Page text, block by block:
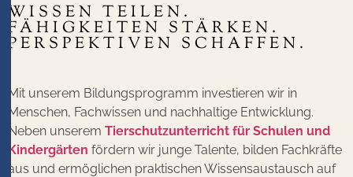
WISSEN TEILEN.
FÄHIGKEITEN STÄRKEN.
PERSPEKTIVEN SCHAFFEN.
Mit unserem Bildungsprogramm investieren wir in
Menschen, Fachwissen und nachhaltige Entwicklung.
Neben unserem Tierschutzunterricht für Schulen und
Kindergärten fördern wir junge Talente, bilden Fachkräfte
aus und ermöglichen praktischen Wissensaustausch auf